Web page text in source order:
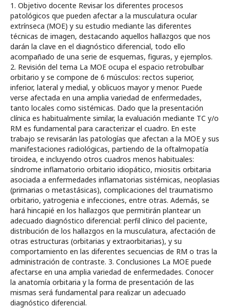
1. Objetivo docente Revisar los diferentes procesos
patológicos que pueden afectar a la musculatura ocular
extrínseca (MOE) y su estudio mediante las diferentes
técnicas de imagen, destacando aquellos hallazgos que nos
darán la clave en el diagnóstico diferencial, todo ello
acompañado de una serie de esquemas, figuras, y ejemplos.
2. Revisión del tema La MOE ocupa el espacio retrobulbar
orbitario y se compone de 6 músculos: rectos superior,
inferior, lateral y medial, y oblicuos mayor y menor. Puede
verse afectada en una amplia variedad de enfermedades,
tanto locales como sistémicas. Dado que la presentación
clínica es habitualmente similar, la evaluación mediante TC y/o
RM es fundamental para caracterizar el cuadro. En este
trabajo se revisarán las patologías que afectan a la MOE y sus
manifestaciones radiológicas, partiendo de la oftalmopatía
tiroidea, e incluyendo otros cuadros menos habituales:
síndrome inflamatorio orbitario idiopático, miositis orbitaria
asociada a enfermedades inflamatorias sistémicas, neoplasias
(primarias o metastásicas), complicaciones del traumatismo
orbitario, yatrogenia e infecciones, entre otras. Además, se
hará hincapié en los hallazgos que permitirán plantear un
adecuado diagnóstico diferencial: perfil clínico del paciente,
distribución de los hallazgos en la musculatura, afectación de
otras estructuras (orbitarias y extraorbitarias), y su
comportamiento en las diferentes secuencias de RM o tras la
administración de contraste. 3. Conclusiones La MOE puede
afectarse en una amplia variedad de enfermedades. Conocer
la anatomía orbitaria y la forma de presentación de las
mismas será fundamental para realizar un adecuado
diagnóstico diferencial.